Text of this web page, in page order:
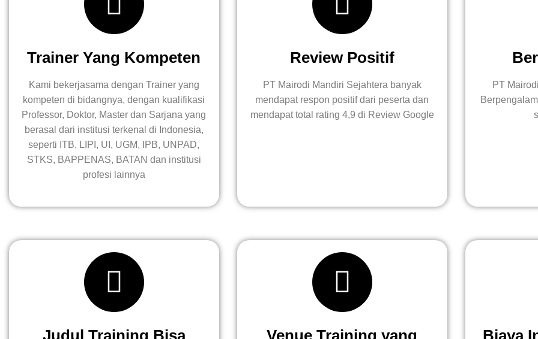
Trainer Yang Kompeten
Kami bekerjasama dengan Trainer yang
kompeten di bidangnya, dengan kualifikasi
Professor, Doktor, Master dan Sarjana yang
berasal dari institusi terkenal di Indonesia,
seperti ITB, LIPI, UI, UGM, IPB, UNPAD,
STKS, BAPPENAS, BATAN dan institusi
profesi lainnya
Review Positif
PT Mairodi Mandiri Sejahtera banyak
mendapat respon positif dari peserta dan
mendapat total rating 4,9 di Review Google
PT
Judul Training Bisa
Venue Training yang
Biaya